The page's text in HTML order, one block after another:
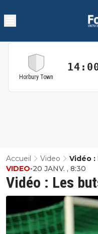
Horbury Town
Accueil Video Vidéo :
Vidéo : Les
VIDEO•20 JANV. , 8:30